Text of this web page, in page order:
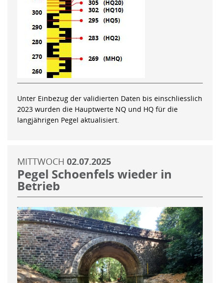
Unter Einbezug der validierten Daten bis einschliesslich
2023 wurden die Hauptwerte NQ und HQ für die
langjährigen Pegel aktualisiert.
MITTWOCH 02.07.2025
Pegel Schoenfels wieder in
Betrieb